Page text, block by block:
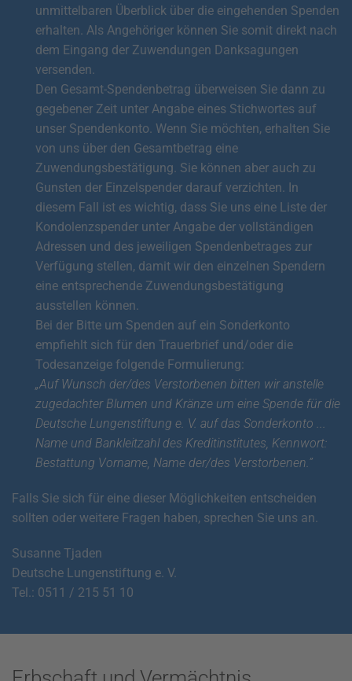
unmittelbaren Überblick über die eingehenden Spenden
erhalten. Als Angehöriger können Sie somit direkt nach
dem Eingang der Zuwendungen Danksagungen
versenden.
Den Gesamt-Spendenbetrag überweisen Sie dann zu
gegebener Zeit unter Angabe eines Stichwortes auf
unser Spendenkonto. Wenn Sie möchten, erhalten Sie
von uns über den Gesamtbetrag eine
Zuwendungsbestätigung. Sie können aber auch zu
Gunsten der Einzelspender darauf verzichten. In
diesem Fall ist es wichtig, dass Sie uns eine Liste der
Kondolenzspender unter Angabe der vollständigen
Adressen und des jeweiligen Spendenbetrages zur
Verfügung stellen, damit wir den einzelnen Spendern
eine entsprechende Zuwendungsbestätigung
ausstellen können.
Bei der Bitte um Spenden auf ein Sonderkonto
empfiehlt sich für den Trauerbrief und/oder die
Todesanzeige folgende Formulierung:
„Auf Wunsch der/des Verstorbenen bitten wir anstelle
zugedachter Blumen und Kränze um eine Spende für die
Deutsche Lungenstiftung e. V. auf das Sonderkonto ...
Name und Bankleitzahl des Kreditinstitutes, Kennwort:
Bestattung Vorname, Name der/des Verstorbenen.”
Falls Sie sich für eine dieser Möglichkeiten entscheiden
sollten oder weitere Fragen haben, sprechen Sie uns an.
Susanne Tjaden
Deutsche Lungenstiftung e. V.
Tel.: 0511 / 215 51 10